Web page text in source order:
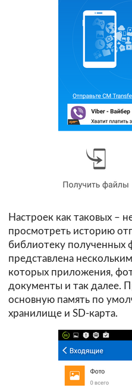
Настроек как таковых –
просмотреть историю
библиотеку полученных
представлена
которых приложения,
документы и так далее.
основную память по
хранилище и SD-карта.